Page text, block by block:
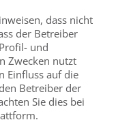
dass nicht
der Betreiber
und
Zwecken nutzt
Einfluss auf die
Betreiber der
Sie dies bei